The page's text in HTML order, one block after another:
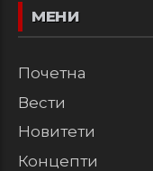
МЕНИ
Почетна
Вести
Новитети
Концепти